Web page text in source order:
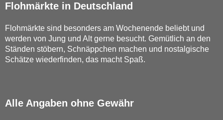
Flohmärkte in Deutschland
Flohmärkte sind besonders am Wochenende beliebt und
werden von Jung und Alt gerne besucht. Gemütlich an den
Ständen stöbern, Schnäppchen machen und nostalgische
Schätze wiederfinden, das macht Spaß.
Alle Angaben ohne Gewähr